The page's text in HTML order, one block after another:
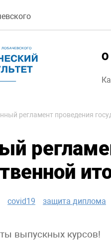
О
регламент проведения
covid19 защита диплома
выпускных курсов!